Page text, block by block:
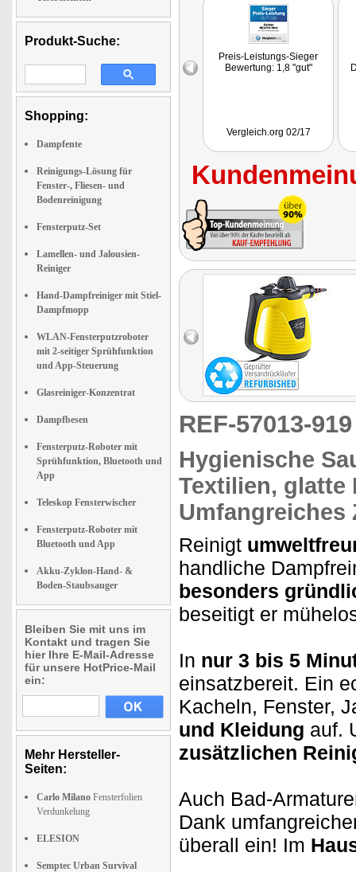
Produkt-Suche:
Shopping:
Dampfente
Reinigungs-Lösung für
Fenster-, Fliesen- und
Bodenreinigung
Fensterputz-Set
Lamellen- und Jalousien-
Reiniger
Hand-Dampfreiniger mit Stiel-
Dampfmopp
WLAN-Fensterputzroboter
mit 2-seitiger Sprühfunktion
und App-Steuerung
Glasreiniger-Konzentrat
Dampfbesen
Fensterputz-Roboter mit
Sprühfunktion, Bluetooth und
App
Teleskop Fensterwischer
Fensterputz-Roboter mit
Bluetooth und App
Akku-Zyklon-Hand- &
Boden-Staubsauger
Bleiben Sie mit uns im
Kontakt und tragen Sie
hier Ihre E-Mail-Adresse
für unsere HotPrice-Mail
ein:
Mehr Hersteller-
Seiten:
Carlo Milano Fensterfolien
Verdunkelung
ELESION
Semptec Urban Survival
Preis-Leistungs-Sieger
Bewertung: 1,8 "gut"
Vergleich.org 02/17
REF-57013-
Hygienische
Textilien, glatte
Umfangreiches
Reinigt
handliche
besonders
beseitigt er
In nur 3 bis 5
einsatzbereit. Ein
Kacheln, Fenster,
und Kleidung auf.
zusätzlichen
Auch Bad-
Dank
überall ein! Im